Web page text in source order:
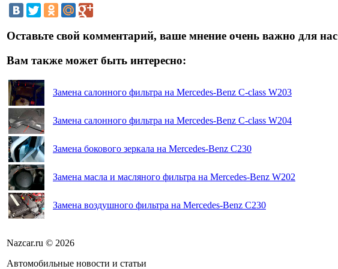
Оставьте свой комментарий, ваше мнение очень важно для нас
Вам также может быть интересно:
Замена салонного фильтра на Mercedes-Benz C-class W203
Замена салонного фильтра на Mercedes-Benz C-class W204
Замена бокового зеркала на Mercedes-Benz C230
Замена масла и масляного фильтра на Mercedes-Benz W202
Замена воздушного фильтра на Mercedes-Benz C230
Nazcar.ru © 2026
Автомобильные новости и статьи